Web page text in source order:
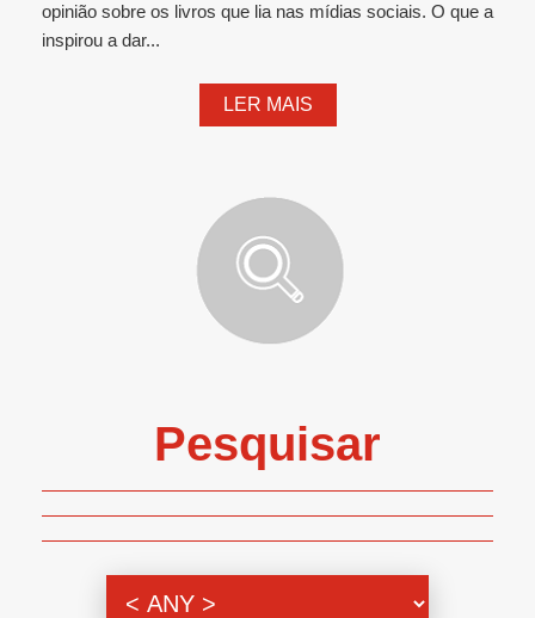
opinião sobre os livros que lia nas mídias sociais. O que a
inspirou a dar...
LER MAIS
Pesquisar